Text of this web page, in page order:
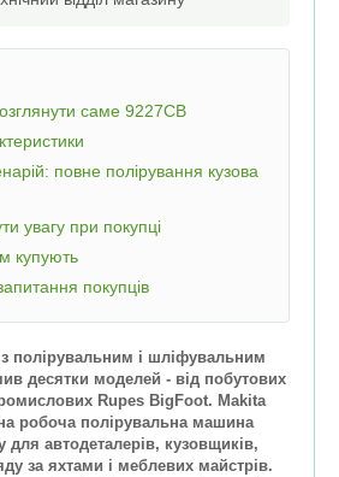
саме 9227СВ
повне полірування кузова
увагу при покупці
купують
покупців
полірувальним і шліфувальним
десятки моделей - від побутових
Rupes BigFoot. Makita
робоча полірувальна машина
для автодеталерів, кузовщиків,
за яхтами і меблевих майстрів.